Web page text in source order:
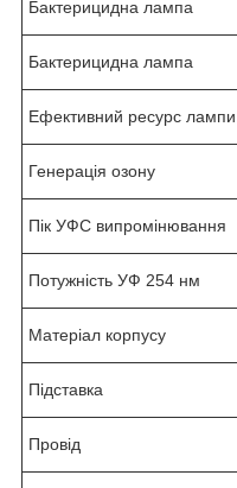
Бактерицидна лампа
Бактерицидна лампа
Ефективний ресурс лампи
Генерація озону
Пік УФС випромінювання
Потужність УФ 254 нм
Матеріал корпусу
Підставка
Провід